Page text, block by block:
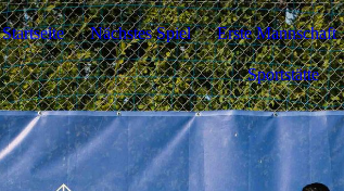
Startseite Nächstes Spiel Erste Mannschaft
Sportstätte